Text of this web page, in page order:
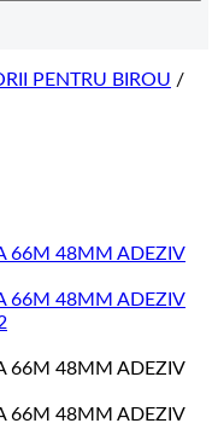
PENTRU BIROU /